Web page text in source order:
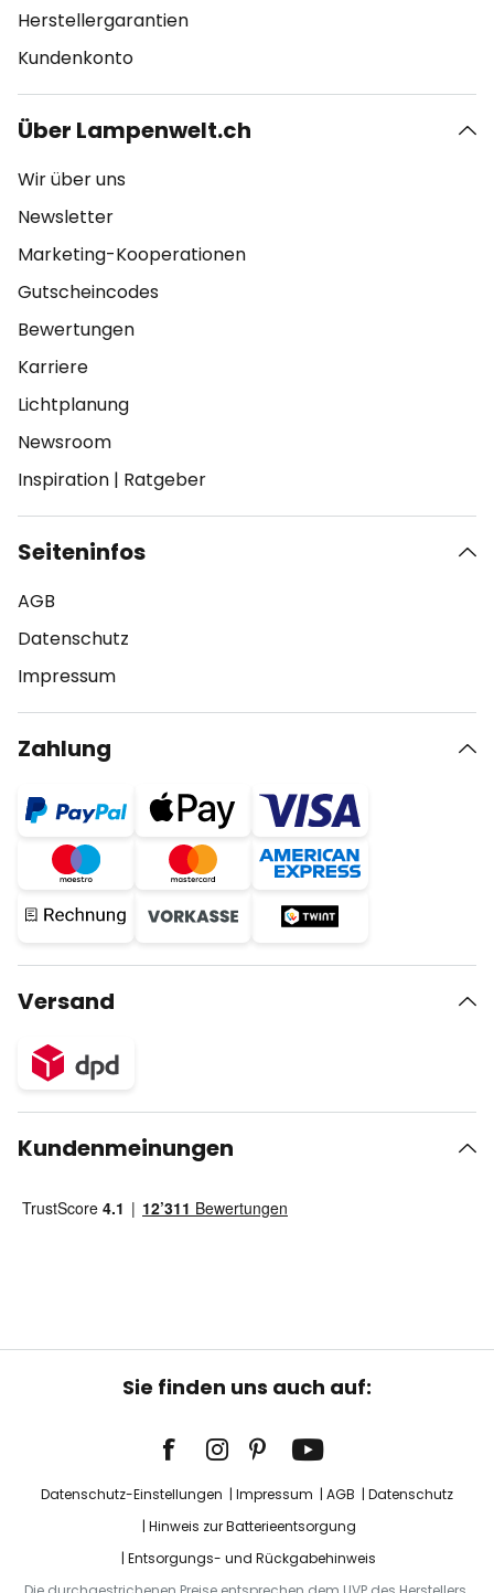
Herstellergarantien
Kundenkonto
Über Lampenwelt.ch
Wir über uns
Newsletter
Marketing-Kooperationen
Gutscheincodes
Bewertungen
Karriere
Lichtplanung
Newsroom
Inspiration | Ratgeber
Seiteninfos
AGB
Datenschutz
Impressum
Zahlung
Versand
Kundenmeinungen
Sie finden uns auch auf:
Datenschutz-Einstellungen Impressum AGB
Datenschutz
Hinweis zur Batterieentsorgung
Entsorgungs- und Rückgabehinweis